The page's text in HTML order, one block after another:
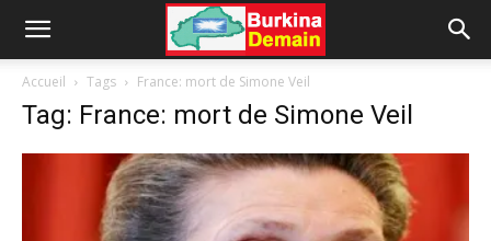
Accueil Tags France: mort de Simone Veil
Tag: France: mort de Simone Veil